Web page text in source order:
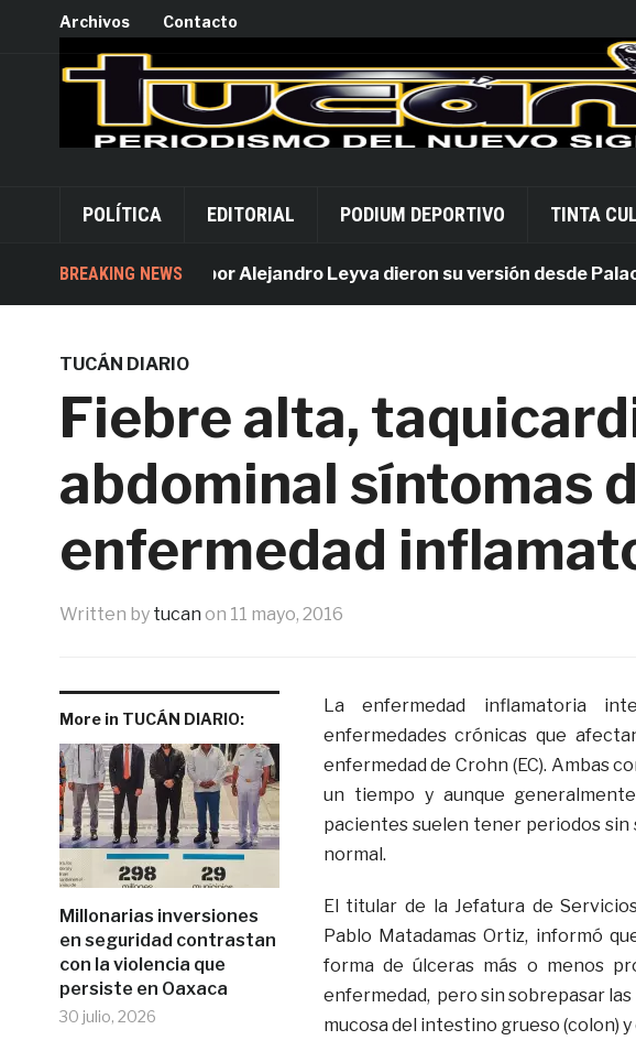
Archivos Contacto
POLÍTICA EDITORIAL PODIUM DEPORTIVO TINTA
BREAKING NEWS
Acusados por Alejandro Leyva dieron su versión desde Palacio
TUCÁN DIARIO
Fiebre alta,
abdominal síntomas
enfermedad
Written by tucan on 11 mayo, 2016
More in TUCÁN DIARIO:
Millonarias inversiones
en seguridad contrastan
con la violencia que
persiste en Oaxaca
30 julio, 2026
La enfermedad inflamatoria
enfermedades crónicas que
enfermedad de Crohn (EC). Ambas
un tiempo y aunque
pacientes suelen tener periodos sin
normal.
El titular de la Jefatura de
Pablo Matadamas Ortiz, informó
forma de úlceras más o menos
enfermedad, pero sin sobrepasar
mucosa del intestino grueso (colon)